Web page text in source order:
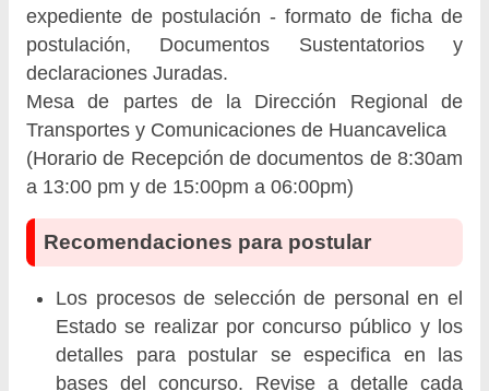
expediente de postulación - formato de ficha de
postulación, Documentos Sustentatorios y
declaraciones Juradas.
Mesa de partes de la Dirección Regional de
Transportes y Comunicaciones de Huancavelica
(Horario de Recepción de documentos de 8:30am
a 13:00 pm y de 15:00pm a 06:00pm)
Recomendaciones para postular
Los procesos de selección de personal en el
Estado se realizar por concurso público y los
detalles para postular se especifica en las
bases del concurso. Revise a detalle cada